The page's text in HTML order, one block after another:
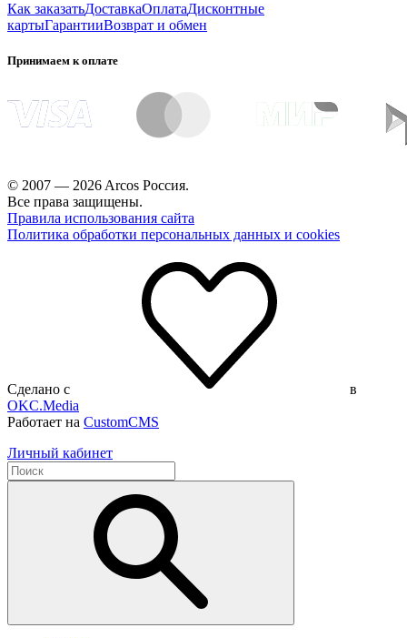
Как заказатьДоставкаОплатаДисконтные
картыГарантииВозврат и обмен
Принимаем к оплате
© 2007 — 2026 Arcos Россия.
Все права защищены.
Правила использования сайта
Политика обработки персональных данных и cookies
Сделано с
в
OKC.Media
Работает на CustomCMS
Личный кабинет